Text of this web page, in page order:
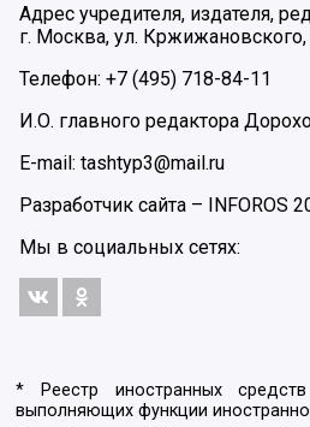
Адрес учредителя, издателя,
г. Москва, ул. Кржижановского,
Телефон: +7 (495) 718-84-11
И.О. главного редактора
E-mail: tashtyp3@mail.ru
Разработчик сайта – INFOROS
Мы в социальных сетях:
* Реестр иностранных
выполняющих функции